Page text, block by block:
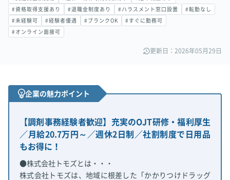
#資格取得支援あり #退職金制度あり #ハラスメント窓口設置 #転勤なし
#未経験可 #経験者優遇 #ブランクOK #すぐに勤務可
#オンライン面接可
更新日：2026年05月29日
企業の魅力ポイント
【調剤事務経験者歓迎】充実のOJT研修・福利厚生
／月給20.7万円～／週休2日制／社割制度で日用品
もお得に！
●株式会社トモズとは・・・
株式会社トモズは、地域に根差した「かかりつけドラッグ